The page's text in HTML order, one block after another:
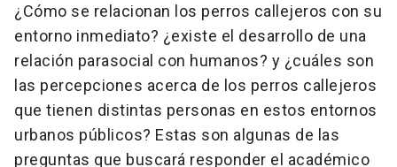
¿Cómo se relacionan los perros callejeros con su
entorno inmediato? ¿existe el desarrollo de una
relación parasocial con humanos? y ¿cuáles son
las percepciones acerca de los perros callejeros
que tienen distintas personas en estos entornos
urbanos públicos? Estas son algunas de las
preguntas que buscará responder el académico